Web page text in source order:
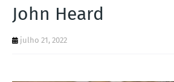
S
John Heard
julho 21, 2022